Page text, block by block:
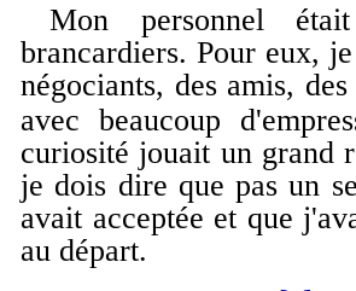
Mon personnel
brancardiers. Pour eux,
négociants, des amis,
avec beaucoup
curiosité jouait un grand
je dois dire que pas un
avait acceptée et que
au départ.